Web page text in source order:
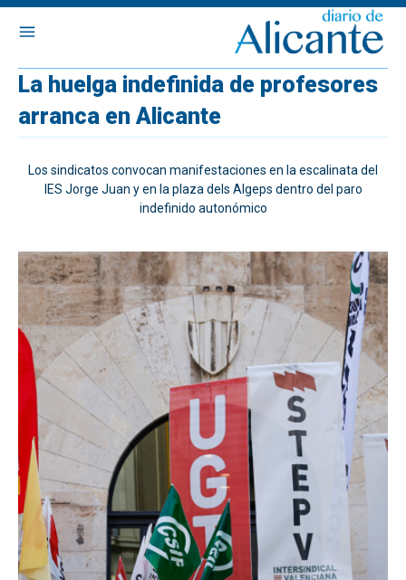
La huelga indefinida de profesores
arranca en Alicante
Los sindicatos convocan manifestaciones en la escalinata del
IES Jorge Juan y en la plaza dels Algeps dentro del paro
indefinido autonómico